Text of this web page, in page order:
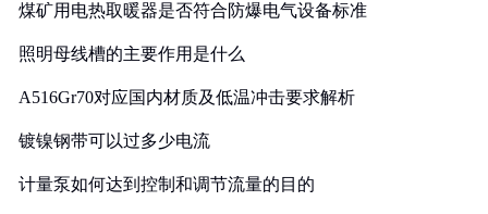
煤矿用电热取暖器是否符合防爆电气设备标准
照明母线槽的主要作用是什么
A516Gr70对应国内材质及低温冲击要求解析
镀镍钢带可以过多少电流
计量泵如何达到控制和调节流量的目的